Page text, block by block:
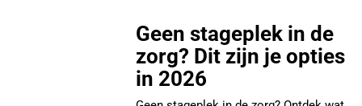
Geen stageplek in de
zorg? Dit zijn je opties
in 2026